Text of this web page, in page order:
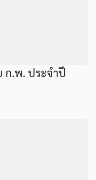
ก.พ. ประจำปี